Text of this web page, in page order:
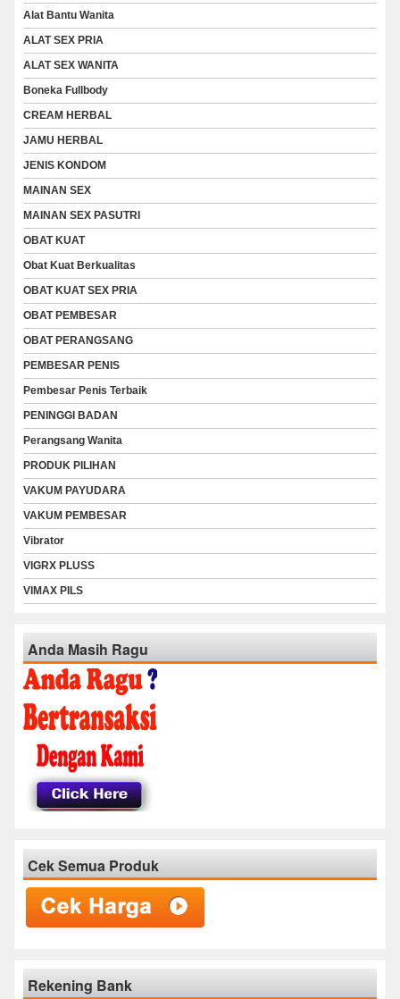
Alat Bantu Wanita
ALAT SEX PRIA
ALAT SEX WANITA
Boneka Fullbody
CREAM HERBAL
JAMU HERBAL
JENIS KONDOM
MAINAN SEX
MAINAN SEX PASUTRI
OBAT KUAT
Obat Kuat Berkualitas
OBAT KUAT SEX PRIA
OBAT PEMBESAR
OBAT PERANGSANG
PEMBESAR PENIS
Pembesar Penis Terbaik
PENINGGI BADAN
Perangsang Wanita
PRODUK PILIHAN
VAKUM PAYUDARA
VAKUM PEMBESAR
Vibrator
VIGRX PLUSS
VIMAX PILS
Anda Masih Ragu
Cek Semua Produk
Rekening Bank